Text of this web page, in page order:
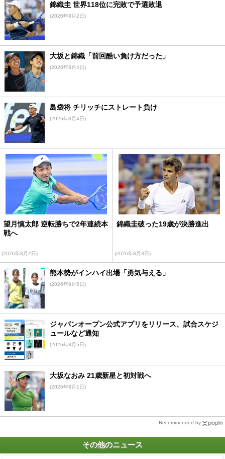
錦織圭 世界118位に完敗で予選敗退
(2026年8月2日)
大坂と錦織「前回酷い負け方だった」
(2026年8月4日)
島袋将 チリッチにストレート負け
(2026年8月4日)
望月慎太郎 逆転勝ちで2年連続本
戦へ
(2026年8月2日)
錦織圭破った19歳が決勝進出
(2026年8月3日)
熊本勢がインハイ出場「勇気与える」
(2026年8月5日)
ジャパンオープン公式アプリをリリース、試合スケジ
ュールなど通知
(2026年8月5日)
大坂なおみ 21歳新星と初対戦へ
(2026年8月1日)
Recommended by
その他のニュース